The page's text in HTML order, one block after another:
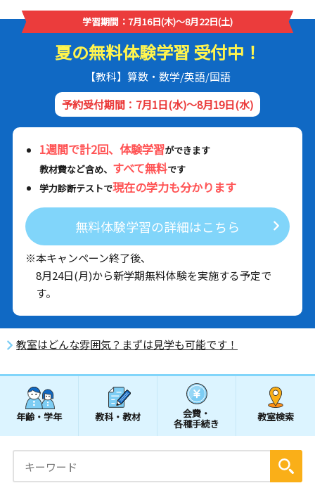
学習期間：7月16日(木)～8月22日(土)
夏の無料体験学習 受付中！
【教科】算数・数学/英語/国語
予約受付期間：7月1日(水)～8月19日(水)
1週間で計2回、体験学習ができます
教材費など含め、 すべて無料です
学力診断テストで現在の学力も分かります
無料体験学習の詳細はこちら
※本キャンペーン終了後、
8月24日(月)から新学期無料体験を実施する予定で
す。
教室はどんな雰囲気？まずは見学も可能です！
年齢・学年 教科・教材 会費・
各種手続き
教室検索